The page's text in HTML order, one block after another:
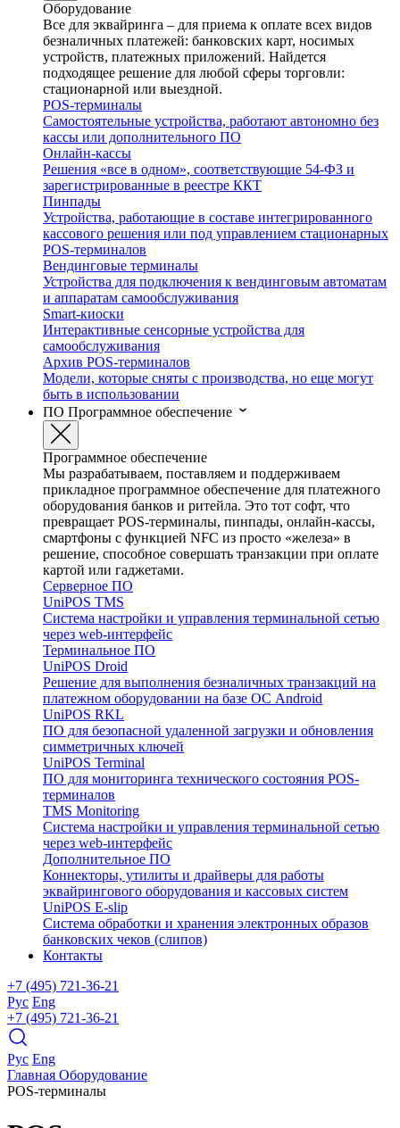
Оборудование
Все для эквайринга – для приема к оплате всех видов
безналичных платежей: банковских карт, носимых
устройств, платежных приложений. Найдется
подходящее решение для любой сферы торговли:
стационарной или выездной.
POS-терминалы
Самостоятельные устройства, работают автономно без
кассы или дополнительного ПО
Онлайн-кассы
Решения «все в одном», соответствующие 54-ФЗ и
зарегистрированные в реестре ККТ
Пинпады
Устройства, работающие в составе интегрированного
кассового решения или под управлением стационарных
POS-терминалов
Вендинговые терминалы
Устройства для подключения к вендинговым автоматам
и аппаратам самообслуживания
Smart-киоски
Интерактивные сенсорные устройства для
самообслуживания
Архив POS-терминалов
Модели, которые сняты с производства, но еще могут
быть в использовании
ПО Программное обеспечение
Программное обеспечение
Мы разрабатываем, поставляем и поддерживаем
прикладное программное обеспечение для платежного
оборудования банков и ритейла. Это тот софт, что
превращает POS-терминалы, пинпады, онлайн-кассы,
смартфоны с функцией NFC из просто «железа» в
решение, способное совершать транзакции при оплате
картой или гаджетами.
Серверное ПО
UniPOS TMS
Система настройки и управления терминальной сетью
через web-интерфейс
Терминальное ПО
UniPOS Droid
Решение для выполнения безналичных транзакций на
платежном оборудовании на базе ОС Android
UniPOS RKL
ПО для безопасной удаленной загрузки и обновления
симметричных ключей
UniPOS Terminal
ПО для мониторинга технического состояния POS-
терминалов
TMS Monitoring
Система настройки и управления терминальной сетью
через web-интерфейс
Дополнительное ПО
Коннекторы, утилиты и драйверы для работы
эквайрингового оборудования и кассовых систем
UniPOS E-slip
Система обработки и хранения электронных образов
банковских чеков (слипов)
Контакты
+7 (495) 721-36-21
Рус Eng
+7 (495) 721-36-21
Рус Eng
Главная Оборудование
POS-терминалы